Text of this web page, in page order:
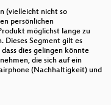
(vielleicht nicht so
persönlichen
möglichst lange zu
Dieses Segment gilt es
dies gelingen könnte
die sich auf ein
(Nachhaltigkeit) und